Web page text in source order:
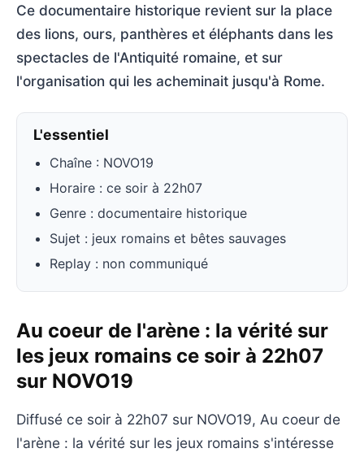
Ce documentaire historique revient sur la place
des lions, ours, panthères et éléphants dans les
spectacles de l'Antiquité romaine, et sur
l'organisation qui les acheminait jusqu'à Rome.
L'essentiel
Chaîne : NOVO19
Horaire : ce soir à 22h07
Genre : documentaire historique
Sujet : jeux romains et bêtes sauvages
Replay : non communiqué
Au coeur de l'arène : la vérité sur
les jeux romains ce soir à 22h07
sur NOVO19
Diffusé ce soir à 22h07 sur NOVO19, Au coeur de
l'arène : la vérité sur les jeux romains s'intéresse